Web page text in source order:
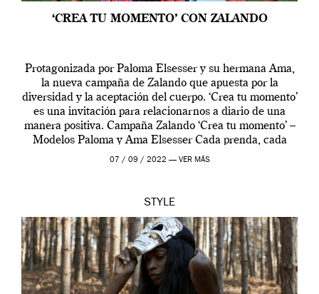
‘CREA TU MOMENTO’ CON ZALANDO
Protagonizada por Paloma Elsesser y su hermana Ama,
la nueva campaña de Zalando que apuesta por la
diversidad y la aceptación del cuerpo. ‘Crea tu momento’
es una invitación para relacionarnos a diario de una
manera positiva. Campaña Zalando ‘Crea tu momento’ –
Modelos Paloma y Ama Elsesser Cada prenda, cada
outfit, cada momento, caracteriza […]
07 / 09 / 2022 — VER MÁS
STYLE